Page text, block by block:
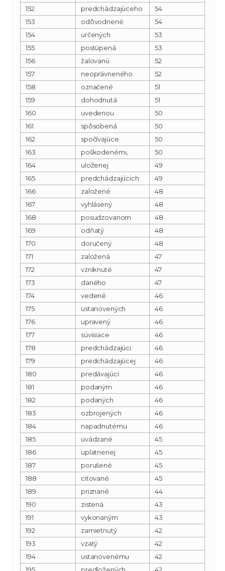
152
predchádzajúceho
54
153
odôvodnené
54
154
určených
53
155
postúpená
53
156
žalovanú
52
157
neoprávneného
52
158
označené
51
159
dohodnutá
51
160
uvedenou
50
161
spôsobená
50
162
spočívajúce
50
163
poškodenému
50
164
uloženej
49
165
predchádzajúcich
49
166
založené
48
167
vyhlásený
48
168
posudzovanom
48
169
odňatý
48
170
doručený
48
171
založená
47
172
vzniknuté
47
173
daného
47
174
vedené
46
175
ustanovených
46
176
upravený
46
177
súvisiace
46
178
predchádzajúci
46
179
predchádzajúcej
46
180
predávajúci
46
181
podaným
46
182
podaných
46
183
ozbrojených
46
184
napadnutému
46
185
uvádzané
45
186
uplatnenej
45
187
porušené
45
188
citované
45
189
priznané
44
190
zistená
43
191
vykonaným
43
192
zamietnutý
42
193
vzatý
42
194
ustanovenému
42
195
predložených 42